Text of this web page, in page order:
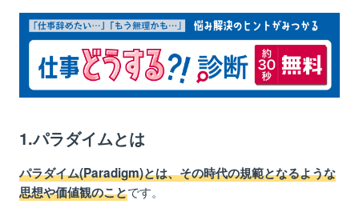
2.パラダイムシフトとは
3.ビジネスシーンでのパラダイムシフトの事例
3.1.所有から共有へ
3.2.ハードディスクからクラウドへ
4.パラダイムシフトに対応できる組織とは
4.1.あらゆることに柔軟に対応できる
4.2.環境の変化に敏感になる
1.パラダイムとは
パラダイム(Paradigm)とは、その時代の規範となるような
思想や価値観のことです。